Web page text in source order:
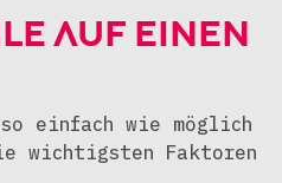
AUF EINEN
einfach wie möglich
wichtigsten Faktoren